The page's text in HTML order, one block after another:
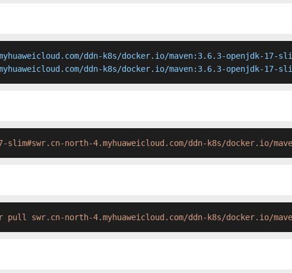
ddn-k8s/docker.io/maven:3.6.3-openjdk-17-
ddn-k8s/docker.io/maven:3.6.3-openjdk-17-
slim#swr.cn-north-4.myhuaweicloud.com/ddn-k8s/docker.io/
pull swr.cn-north-4.myhuaweicloud.com/ddn-k8s/docker.io/